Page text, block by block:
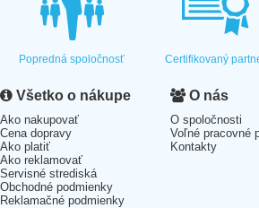
Popredná spoločnosť Certifikovaný
Všetko o nákupe
Ako nakupovať
Cena dopravy
Ako platiť
Ako reklamovať
Servisné strediská
Obchodné podmienky
Reklamačné podmienky
O nás
O spoločnosti
Voľné pracovné
Kontakty